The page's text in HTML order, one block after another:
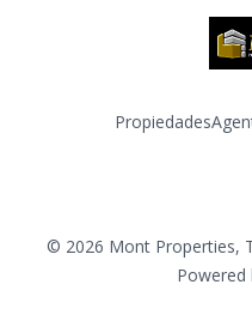
Propiedades
© 2026 Mont Properties,
Powered